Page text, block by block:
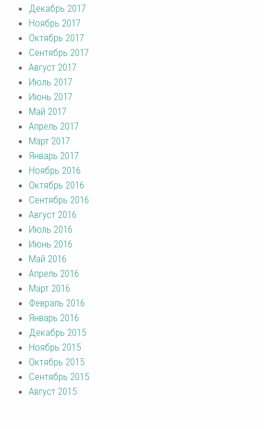
Декабрь 2017
Ноябрь 2017
Октябрь 2017
Сентябрь 2017
Август 2017
Июль 2017
Июнь 2017
Май 2017
Апрель 2017
Март 2017
Январь 2017
Ноябрь 2016
Октябрь 2016
Сентябрь 2016
Август 2016
Июль 2016
Июнь 2016
Май 2016
Апрель 2016
Март 2016
Февраль 2016
Январь 2016
Декабрь 2015
Ноябрь 2015
Октябрь 2015
Сентябрь 2015
Август 2015